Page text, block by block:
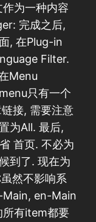
为一种内容
完成之后,
, 在Plug-in
Filter.
Menu
只有一个
接, 需要注意
为All. 最后,
首页. 不必为
到了. 现在为
然不影响系
Main, en-Main
所有item都要